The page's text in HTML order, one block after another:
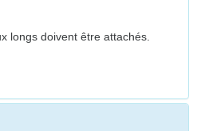
longs doivent être attachés.